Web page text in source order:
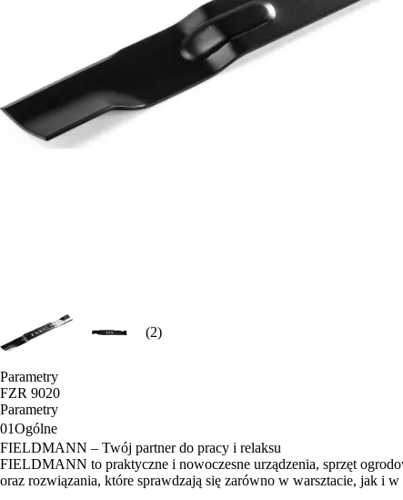
(2)
Parametry
FZR 9020
Parametry
01Ogólne
FIELDMANN – Twój partner do pracy i relaksu
FIELDMANN to praktyczne i nowoczesne urządzenia, sprzęt
oraz rozwiązania, które sprawdzają się zarówno w warsztacie, jak i w